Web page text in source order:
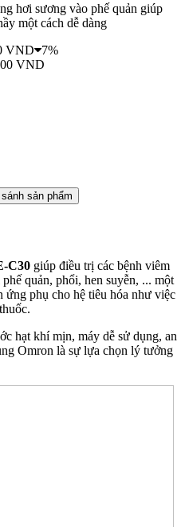
hơi sương vào phế quản giúp
một cách dễ dàng
VND
7%
VND
sản phẩm
C30 giúp điều trị các bệnh viêm
quản, phổi, hen suyễn, ... một
ứng phụ cho hệ tiêu hóa như việc
hạt khí mịn, máy dễ sử dụng, an
Omron là sự lựa chọn lý tưởng